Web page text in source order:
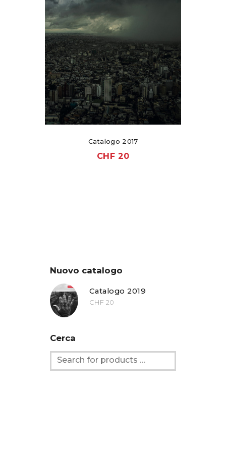
Catalogo 2017
CHF 20
Nuovo catalogo
Catalogo 2019
CHF 20
Cerca